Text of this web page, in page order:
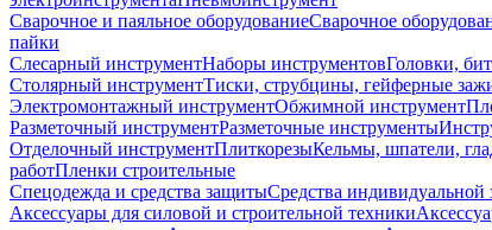
Сварочное и паяльное оборудованиеСварочное
пайки
Слесарный инструментНаборы инструментовГоловки,
Столярный инструментТиски, струбцины, гейферные
Электромонтажный инструментОбжимной инструмент
Разметочный инструментРазметочные инструменты
Отделочный инструментПлиткорезыКельмы, шпатели,
работПленки строительные
Спецодежда и средства защитыСредства
Аксессуары для силовой и строительной техники